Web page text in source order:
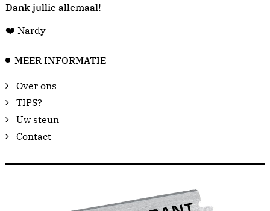
Dank jullie allemaal!
❤️ Nardy
MEER INFORMATIE
Over ons
TIPS?
Uw steun
Contact